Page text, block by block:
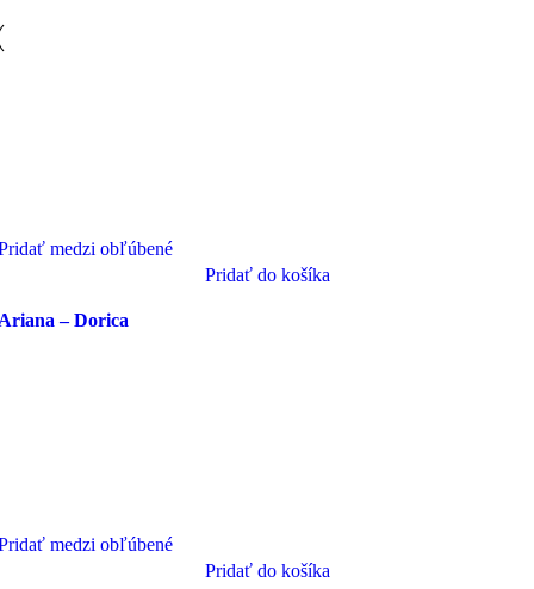
medzi obľúbené
Pridať do košíka
– Dorica
medzi obľúbené
Pridať do košíka